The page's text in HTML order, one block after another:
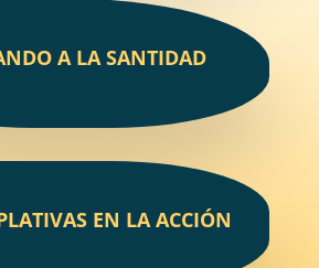
A LA SANTIDAD
EN LA ACCIÓN